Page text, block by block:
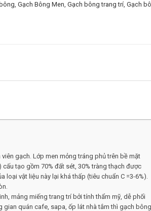
, Gạch Bông Men, Gạch bông trang trí, Gạch
gạch. Lớp men mỏng tráng phủ trên bề mặt
tạo gồm 70% đất sét, 30% tràng thạch được
vật liệu này lại khá thấp (tiêu chuẩn C =3-6%).
mảng miếng trang trí bởi tính thẩm mỹ, dễ phối
gian quán cafe, sapa, ốp lát nhà tắm thì gạch bông